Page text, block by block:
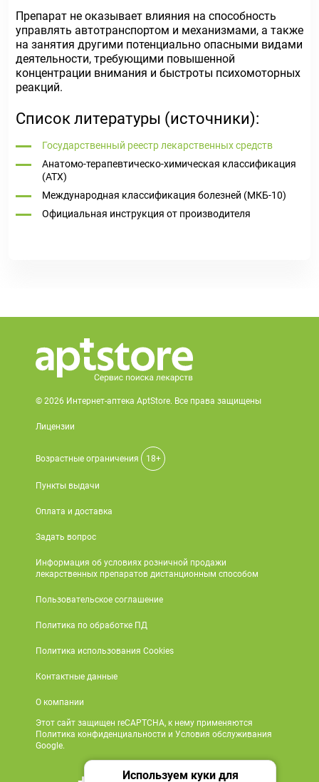
Препарат не оказывает влияния на способность
управлять автотранспортом и механизмами, а также
на занятия другими потенциально опасными видами
деятельности, требующими повышенной
концентрации внимания и быстроты психомоторных
реакций.
Список литературы (источники):
Государственный реестр лекарственных средств
Анатомо-терапевтическо-химическая классификация
(ATX)
Международная классификация болезней (МКБ-10)
Официальная инструкция от производителя
© 2026 Интернет-аптека AptStore. Все права защищены
Лицензии
Возрастные ограничения 18+
Пункты выдачи
Оплата и доставка
Задать вопрос
Информация об условиях розничной продажи
лекарственных препаратов дистанционным способом
Пользовательское соглашение
Политика по обработке ПД
Политика использования Cookies
Контактные данные
О компании
Этот сайт защищен reCAPTCHA, к нему применяются
Политика конфиденциальности и Условия обслуживания
Google.
Используем куки для